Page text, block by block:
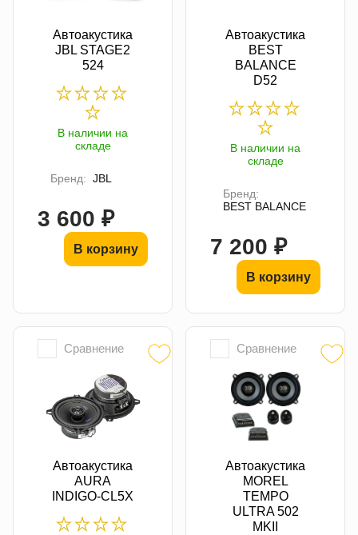
Автоакустика
JBL STAGE2
524
В наличии на
складе
Бренд: JBL
3 600 ₽
В корзину
Автоакустика
BEST
BALANCE
D52
В наличии на
складе
Бренд:
BEST BALANCE
7 200 ₽
В корзину
Сравнение
Автоакустика
AURA
INDIGO-CL5X
Сравнение
Автоакустика
MOREL
TEMPO
ULTRA 502
MKII